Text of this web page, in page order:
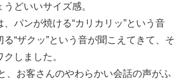
どいいサイズ感。
パンが焼ける“カリカリッ”という音
“ザクッ”という音が聞こえてきて、そ
しました。
、お客さんのやわらかい会話の声がふ